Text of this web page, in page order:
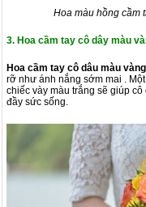
Hoa màu hồng cầm
3. Hoa cầm tay cô dây màu
Hoa cầm tay cô dâu màu vàng
rỡ như ánh nắng sớm mai .
chiếc vày màu trắng sẽ giúp
đầy sức sống.